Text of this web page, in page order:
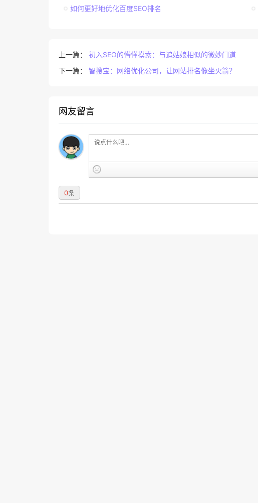
如何更好地优化百度SEO排名
上一篇： 初入SEO的懵懂摸索：与追姑娘相似的微妙门道
下一篇： 智搜宝：网络优化公司，让网站排名像坐火箭？
网友留言
0条